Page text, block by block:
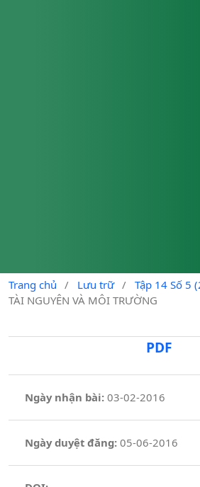
Trang chủ / Lưu trữ / Tập 14 Số 5
TÀI NGUYÊN VÀ MÔI TRƯỜNG
PDF
Ngày nhận bài: 03-02-2016
Ngày duyệt đăng:05-06-2016